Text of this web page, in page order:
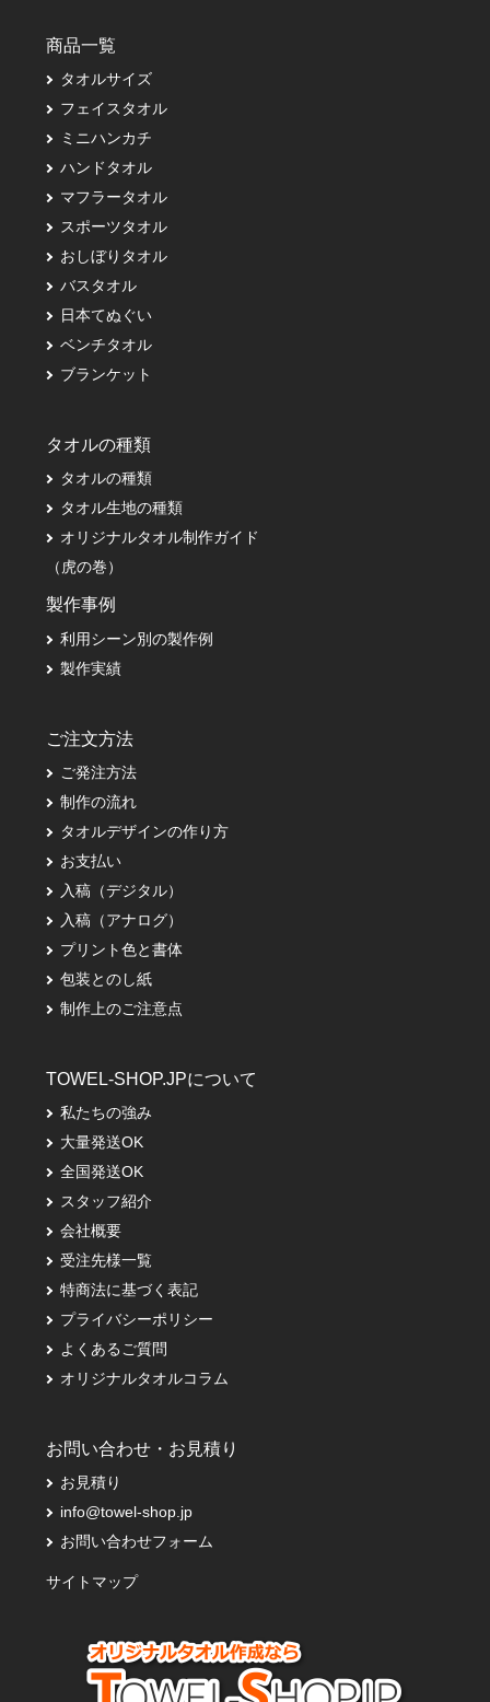
商品一覧
タオルサイズ
フェイスタオル
ミニハンカチ
ハンドタオル
マフラータオル
スポーツタオル
おしぼりタオル
バスタオル
日本てぬぐい
ベンチタオル
ブランケット
タオルの種類
タオルの種類
タオル生地の種類
オリジナルタオル制作ガイド
（虎の巻）
製作事例
利用シーン別の製作例
製作実績
ご注文方法
ご発注方法
制作の流れ
タオルデザインの作り方
お支払い
入稿（デジタル）
入稿（アナログ）
プリント色と書体
包装とのし紙
制作上のご注意点
TOWEL-SHOP.JPについて
私たちの強み
大量発送OK
全国発送OK
スタッフ紹介
会社概要
受注先様一覧
特商法に基づく表記
プライバシーポリシー
よくあるご質問
オリジナルタオルコラム
お問い合わせ・お見積り
お見積り
info@towel-shop.jp
お問い合わせフォーム
サイトマップ